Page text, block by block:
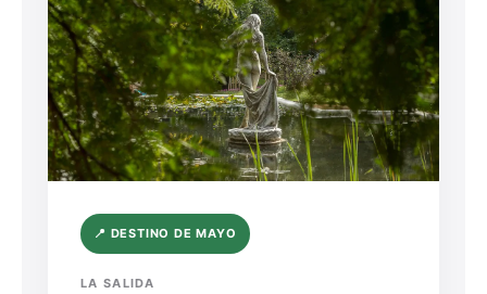
📍 DESTINO DE MAYO
LA SALIDA